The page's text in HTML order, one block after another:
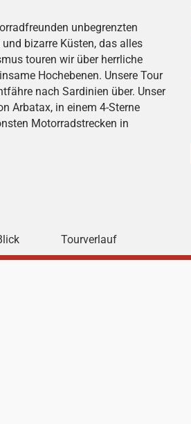
unbegrenzten
bizarre Küsten, das alles
touren wir über herrliche
Hochebenen. Unsere Tour
nach Sardinien über. Unser
Arbatax, in einem 4-Sterne
Motorradstrecken in
Tourverlauf